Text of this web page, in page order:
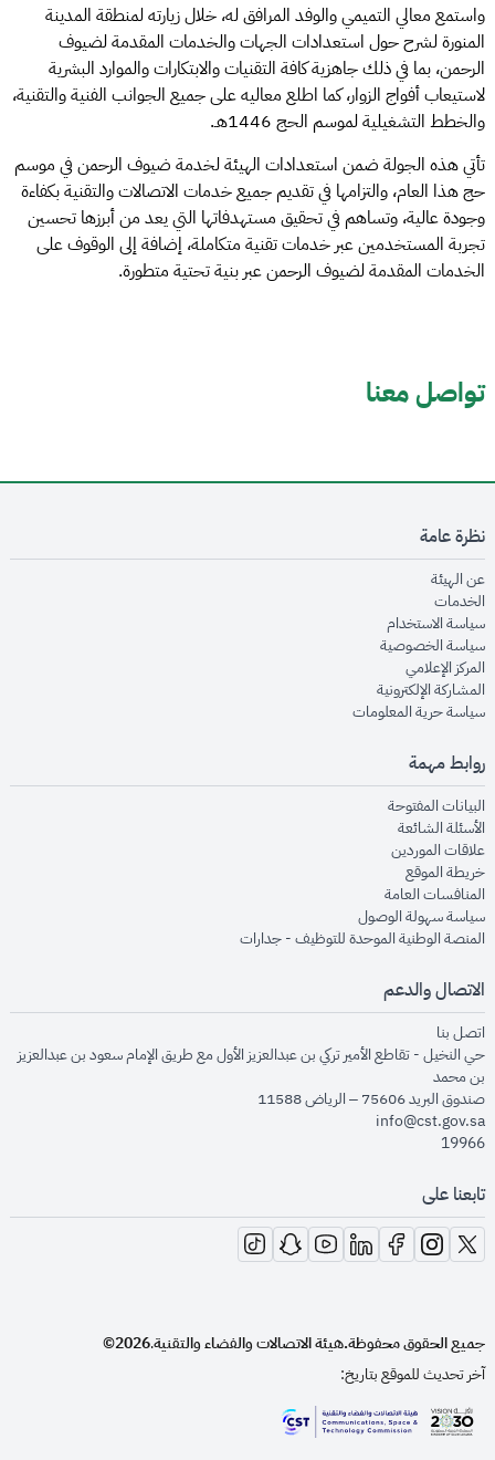
واستمع معالي التميمي والوفد المرافق له، خلال زيارته لمنطقة المدينة
المنورة لشرح حول استعدادات الجهات والخدمات المقدمة لضيوف
الرحمن، بما في ذلك جاهزية كافة التقنيات والابتكارات والموارد البشرية
لاستيعاب أفواج الزوار، كما اطلع معاليه على جميع الجوانب الفنية والتقنية،
والخطط التشغيلية لموسم الحج 1446هـ.
تأتي هذه الجولة ضمن استعدادات الهيئة لخدمة ضيوف الرحمن في موسم
حج هذا العام، والتزامها في تقديم جميع خدمات الاتصالات والتقنية بكفاءة
وجودة عالية، وتساهم في تحقيق مستهدفاتها التي يعد من أبرزها تحسين
تجربة المستخدمين عبر خدمات تقنية متكاملة، إضافة إلى الوقوف على
الخدمات المقدمة لضيوف الرحمن عبر بنية تحتية متطورة.
تواصل معنا
نظرة عامة
عن الهيئةopens in new window
الخدماتopens in new window
سياسة الاستخدام
سياسة الخصوصيةopens in new window
المركز الإعلاميopens in new window
المشاركة الإلكترونيةopens in new window
سياسة حرية المعلوماتopens in new window
روابط مهمة
البيانات المفتوحةopens in new window
الأسئلة الشائعةopens in new window
علاقات الموردينopens in new window
خريطة الموقعopens in new window
المنافسات العامةopens in new window
سياسة سهولة الوصولopens in new window
المنصة الوطنية الموحدة للتوظيف - جداراتopens in new window
الاتصال والدعم
اتصل بنا
حي النخيل - تقاطع الأمير تركي بن عبدالعزيز الأول مع طريق الإمام سعود بن عبدالعزيز
بن محمد
صندوق البريد 75606 – الرياض 11588
info@cst.gov.sa
19966
تابعنا على
opens in new window
opens in new window
opens in new window
opens in new window
opens in new window
opens in new window
opens in new window
جميع الحقوق محفوظة.هيئة الاتصالات والفضاء والتقنية.
2026©
آخر تحديث للموقع بتاريخ: